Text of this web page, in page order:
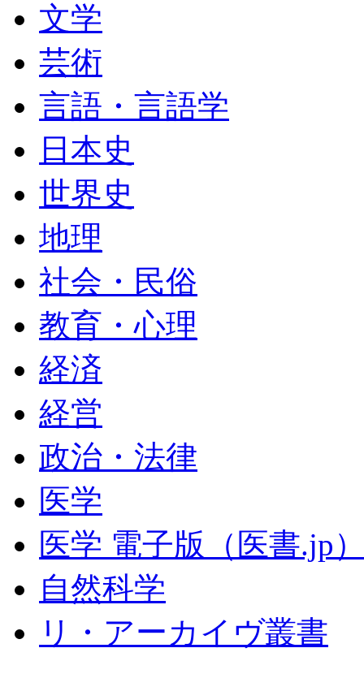
文学
芸術
言語・言語学
日本史
世界史
地理
社会・民俗
教育・心理
経済
経営
政治・法律
医学
医学 電子版（医書.jp
自然科学
リ・アーカイヴ叢書